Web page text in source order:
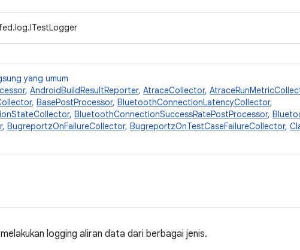
yang umum
, AndroidBuildResultReporter, AtraceCollector,
, BasePostProcessor, BluetoothConnectionLatencyCollector,
, BluetoothConnectionSuccessRatePostProcessor,
, BugreportzOnFailureCollector, BugreportzOnTestCaseFailureCollector,
logging aliran data dari berbagai jenis.